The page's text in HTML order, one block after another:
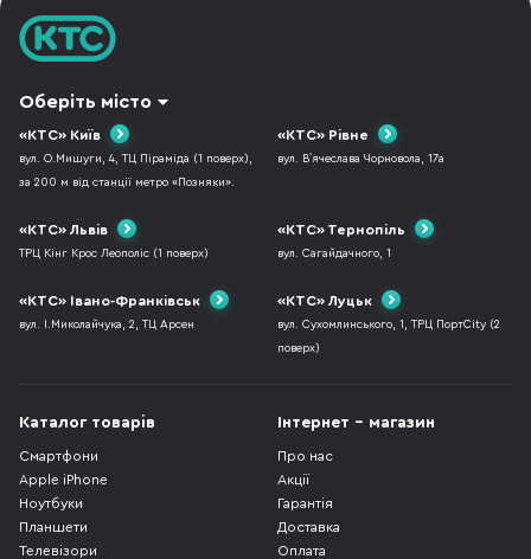
Оберіть місто
«КТС» Київ
вул. О.Мишуги, 4, ТЦ Піраміда (1 поверх),
за 200 м від станції метро «Позняки».
«КТС» Рівне
вул. В`ячеслава Чорновола, 17а
«КТС» Львів
ТРЦ Кінг Крос Леополіс (1 поверх)
«КТС» Тернопіль
вул. Сагайдачного, 1
«КТС» Івано-Франківськ
вул. І.Миколайчука, 2, ТЦ Арсен
«КТС» Луцьк
вул. Сухомлинського, 1, ТРЦ ПортCity (2
поверх)
Каталог товарів
Смартфони
Apple iPhone
Ноутбуки
Планшети
Телевізори
Інтернет - магазин
Про нас
Акції
Гарантія
Доставка
Оплата